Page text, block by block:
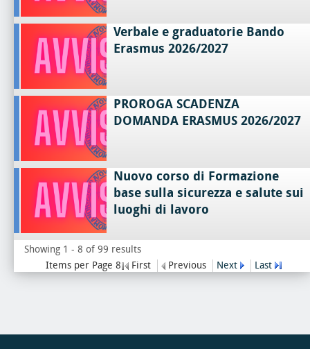
Verbale e graduatorie Bando
Erasmus 2026/2027
PROROGA SCADENZA
DOMANDA ERASMUS 2026/2027
Nuovo corso di Formazione
base sulla sicurezza e salute sui
luoghi di lavoro
Showing 1 - 8 of 99 results
Items per Page 8
First Previous Next Last